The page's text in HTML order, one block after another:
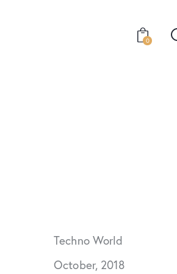
0
Techno World
October, 2018